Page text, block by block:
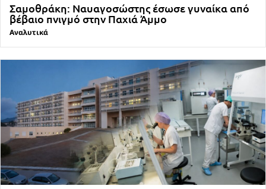
Σαμοθράκη: Ναυαγοσώστης έσωσε γυναίκα από
βέβαιο πνιγμό στην Παχιά Άμμο
Αναλυτικά